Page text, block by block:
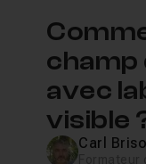
champ
avec
visible
Carl